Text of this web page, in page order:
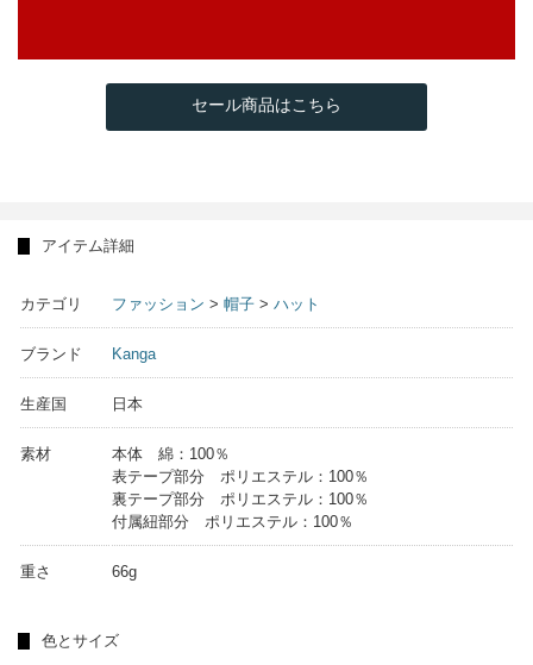
セール商品はこちら
アイテム詳細
カテゴリ ファッション > 帽子 > ハット
ブランド Kanga
生産国 日本
素材
本体 綿：100％
表テープ部分 ポリエステル：100％
裏テープ部分 ポリエステル：100％
付属紐部分 ポリエステル：100％
重さ 66g
色とサイズ